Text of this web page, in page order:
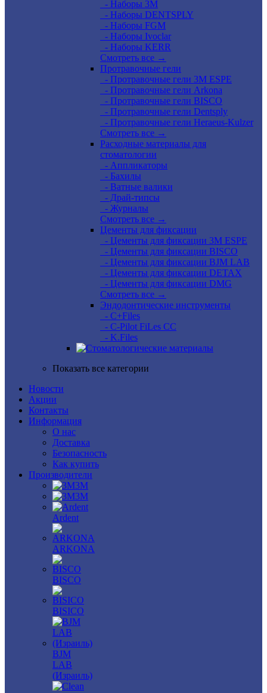
- Наборы 3М
- Наборы DENTSPLY
- Наборы FGM
- Наборы Ivoclar
- Наборы KERR
Смотреть все →
Протравочные гели
- Протравочные гели 3М ESPE
- Протравочные гели Arkona
- Протравочные гели BISCO
- Протравочные гели Dentsply
- Протравочные гели Heraeus-Kulzer
Смотреть все →
Расходные материалы для
стоматологии
- Аппликаторы
- Бахилы
- Ватные валики
- Драй-типсы
- Журналы
Смотреть все →
Цементы для фиксации
- Цементы для фиксации 3M ESPE
- Цементы для фиксации BISCO
- Цементы для фиксации BJM LAB
- Цементы для фиксации DETAX
- Цементы для фиксации DMG
Смотреть все →
Эндодонтические инструменты
- C+Files
- C-Pilot FiLes CC
- K.Files
Показать все категории
Новости
Акции
Контакты
Информация
О нас
Доставка
Безопасность
Как купить
Производители
3M
3М
Ardent
ARKONA
BISCO
BISICO
BJM
LAB
(Израиль)